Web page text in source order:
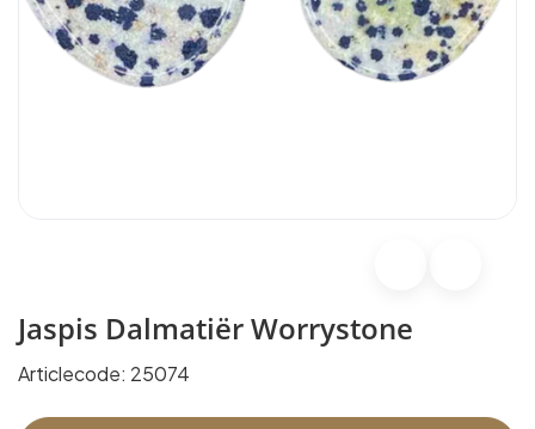
Jaspis Dalmatiër Worrystone
Articlecode: 25074